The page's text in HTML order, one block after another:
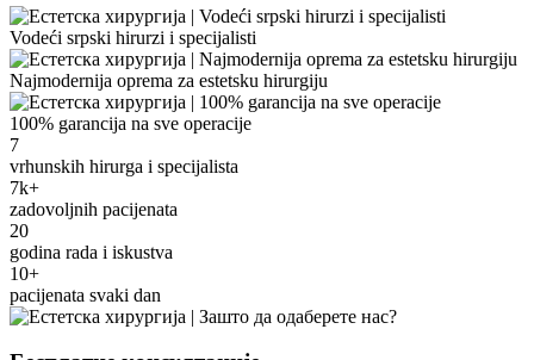
Vodeći srpski hirurzi i specijalisti
Najmodernija oprema za estetsku hirurgiju
100% garancija na sve operacije
7
vrhunskih hirurga i specijalista
7k+
zadovoljnih pacijenata
20
godina rada i iskustva
10+
pacijenata svaki dan